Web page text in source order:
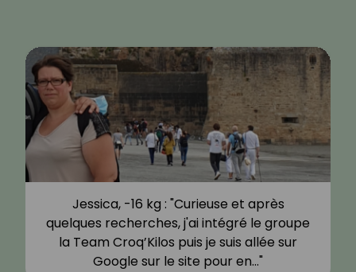
Jessica, -16 kg : "Curieuse et après
quelques recherches, j'ai intégré le groupe
la Team Croq’Kilos puis je suis allée sur
Google sur le site pour en…"